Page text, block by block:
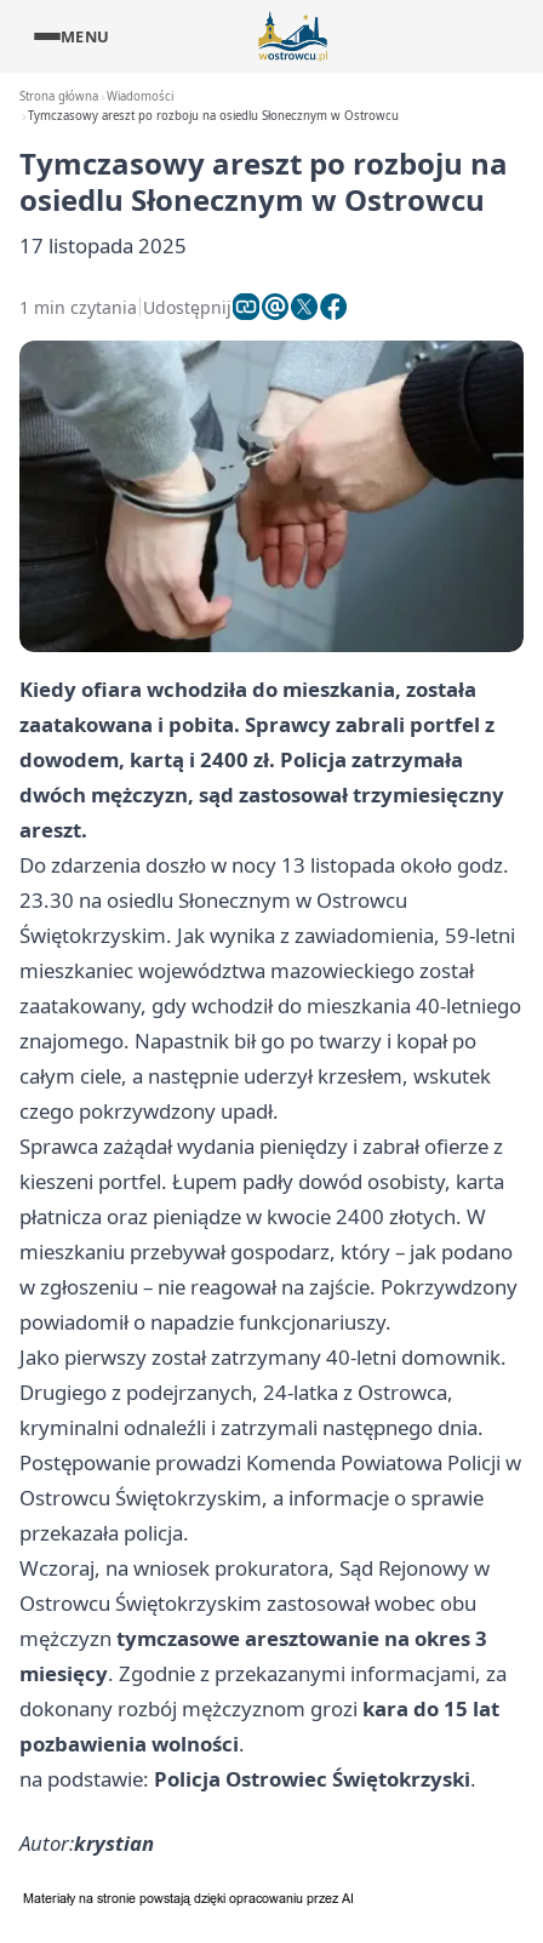
MENU
Strona główna Wiadomości
Tymczasowy areszt po rozboju na osiedlu Słonecznym w Ostrowcu
Tymczasowy areszt po rozboju na
osiedlu Słonecznym w Ostrowcu
17 listopada 2025
1 min czytania Udostępnij
Kiedy ofiara wchodziła do mieszkania, została
zaatakowana i pobita. Sprawcy zabrali portfel z
dowodem, kartą i 2400 zł. Policja zatrzymała
dwóch mężczyzn, sąd zastosował trzymiesięczny
areszt.
Do zdarzenia doszło w nocy 13 listopada około godz.
23.30 na osiedlu Słonecznym w Ostrowcu
Świętokrzyskim. Jak wynika z zawiadomienia, 59-letni
mieszkaniec województwa mazowieckiego został
zaatakowany, gdy wchodził do mieszkania 40-letniego
znajomego. Napastnik bił go po twarzy i kopał po
całym ciele, a następnie uderzył krzesłem, wskutek
czego pokrzywdzony upadł.
Sprawca zażądał wydania pieniędzy i zabrał ofierze z
kieszeni portfel. Łupem padły dowód osobisty, karta
płatnicza oraz pieniądze w kwocie 2400 złotych. W
mieszkaniu przebywał gospodarz, który – jak podano
w zgłoszeniu – nie reagował na zajście. Pokrzywdzony
powiadomił o napadzie funkcjonariuszy.
Jako pierwszy został zatrzymany 40-letni domownik.
Drugiego z podejrzanych, 24-latka z Ostrowca,
kryminalni odnaleźli i zatrzymali następnego dnia.
Postępowanie prowadzi Komenda Powiatowa Policji w
Ostrowcu Świętokrzyskim, a informacje o sprawie
przekazała policja.
Wczoraj, na wniosek prokuratora, Sąd Rejonowy w
Ostrowcu Świętokrzyskim zastosował wobec obu
mężczyzn tymczasowe aresztowanie na okres 3
miesięcy. Zgodnie z przekazanymi informacjami, za
dokonany rozbój mężczyznom grozi kara do 15 lat
pozbawienia wolności.
na podstawie: Policja Ostrowiec Świętokrzyski.
Autor:krystian